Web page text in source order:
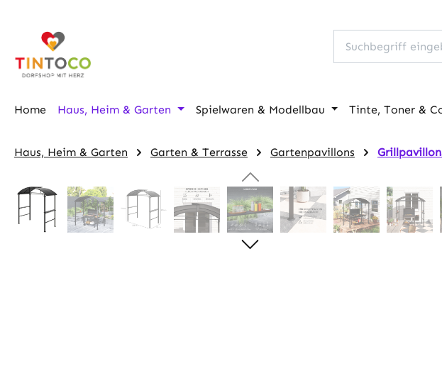
Home Haus, Heim & Garten Spielwaren & Modellbau Tinte, Toner &
Haus, Heim & Garten Garten & Terrasse Gartenpavillons